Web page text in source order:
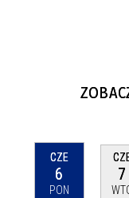
CZE
6
PON
7